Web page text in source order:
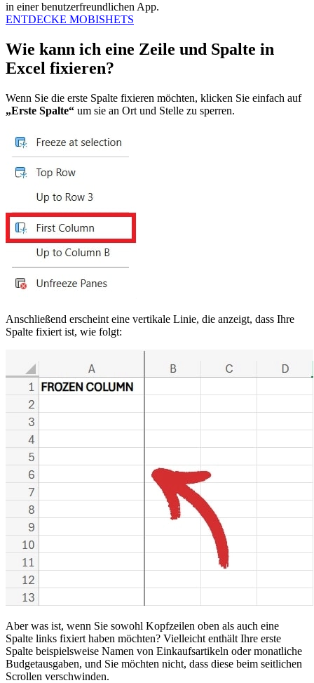
in einer benutzerfreundlichen App.
ENTDECKE MOBISHETS
Wie kann ich eine Zeile und Spalte in
Excel fixieren?
Wenn Sie die erste Spalte fixieren möchten, klicken Sie einfach auf
„Erste Spalte“ um sie an Ort und Stelle zu sperren.
Anschließend erscheint eine vertikale Linie, die anzeigt, dass Ihre
Spalte fixiert ist, wie folgt:
Aber was ist, wenn Sie sowohl Kopfzeilen oben als auch eine
Spalte links fixiert haben möchten? Vielleicht enthält Ihre erste
Spalte beispielsweise Namen von Einkaufsartikeln oder monatliche
Budgetausgaben, und Sie möchten nicht, dass diese beim seitlichen
Scrollen verschwinden.